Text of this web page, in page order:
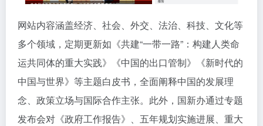
网站内容涵盖经济、社会、外交、法治、科技、文化等
多个领域，定期更新如《共建“一带一路”：构建人类命
运共同体的重大实践》《中国的出口管制》《新时代的
中国与世界》等主题白皮书，全面阐释中国的发展理
念、政策立场与国际合作主张。此外，国新办通过专题
发布会对《政府工作报告》、五年规划实施进展、重大